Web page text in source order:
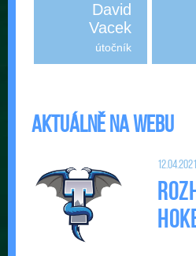
David
Vacek
útočník
Aktuálně na webu